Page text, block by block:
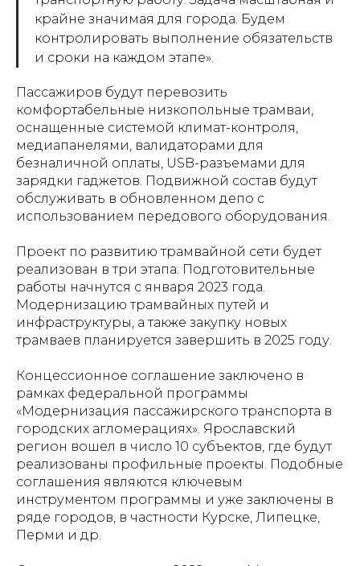
крайне значимая для города. Будем
контролировать выполнение обязательств
и сроки на каждом этапе».
Пассажиров будут перевозить
комфортабельные низкопольные трамваи,
оснащенные системой климат-контроля,
медиапанелями, валидаторами для
безналичной оплаты, USB-разъемами для
зарядки гаджетов. Подвижной состав будут
обслуживать в обновленном депо с
использованием передового оборудования.
Проект по развитию трамвайной сети будет
реализован в три этапа. Подготовительные
работы начнутся с января 2023 года.
Модернизацию трамвайных путей и
инфраструктуры, а также закупку новых
трамваев планируется завершить в 2025 году.
Концессионное соглашение заключено в
рамках федеральной программы
«Модернизация пассажирского транспорта в
городских агломерациях». Ярославский
регион вошел в число 10 субъектов, где будут
реализованы профильные проекты. Подобные
соглашения являются ключевым
инструментом программы и уже заключены в
ряде городов, в частности Курске, Липецке,
Перми и др.